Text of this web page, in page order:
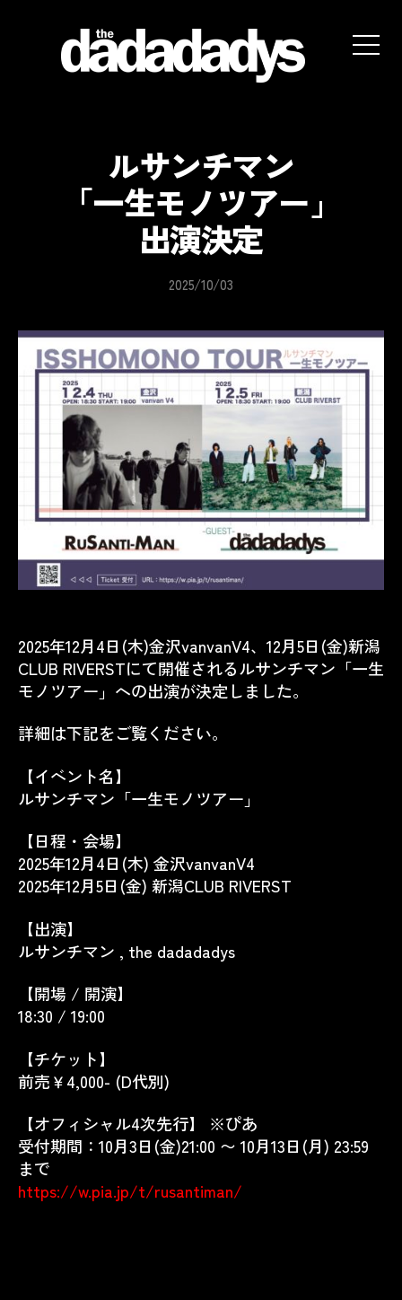
ルサンチマン
「一生モノツアー」
出演決定
2025/10/03
2025年12月4日(木)金沢vanvanV4、12月5日(金)新潟
CLUB RIVERSTにて開催されるルサンチマン「一生
モノツアー」への出演が決定しました。
詳細は下記をご覧ください。
【イベント名】
ルサンチマン「一生モノツアー」
【日程・会場】
2025年12月4日(木) 金沢vanvanV4
2025年12月5日(金) 新潟CLUB RIVERST
【出演】
ルサンチマン , the dadadadys
【開場 / 開演】
18:30 / 19:00
【チケット】
前売￥4,000- (D代別)
【オフィシャル4次先行】 ※ぴあ
受付期間：10月3日(金)21:00 〜 10月13日(月) 23:59
まで
https://w.pia.jp/t/rusantiman/